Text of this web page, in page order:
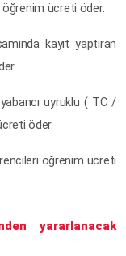
öğrenim ücreti öder.
kayıt yaptıran
uyruklu ( TC /
öder.
öğrenim ücreti
yararlanacak